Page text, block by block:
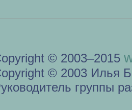
© 2003–2015
© 2003 Илья
группы